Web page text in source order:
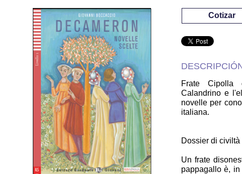
Cotizar
Frate Cipolla
Calandrino e
novelle per
italiana.
Dossier di
Un frate
pappagallo è,